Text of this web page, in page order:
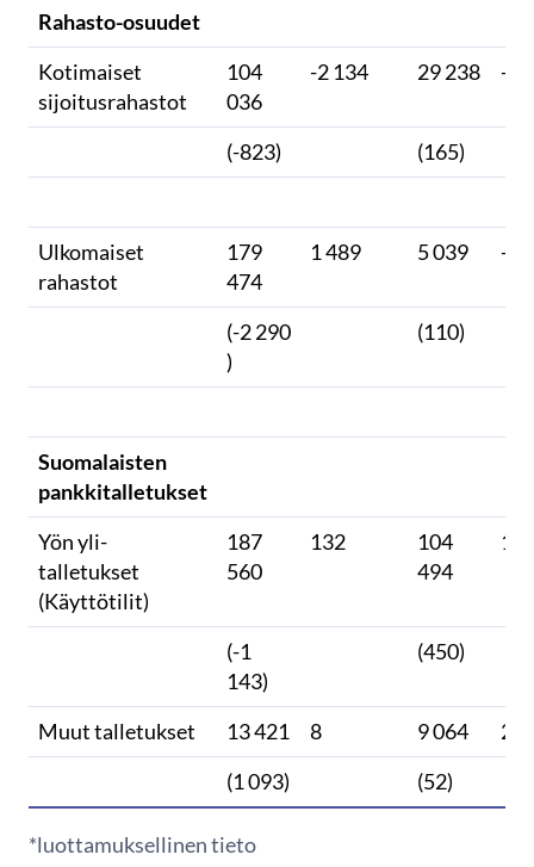
Rahasto-osuudet
Kotimaiset
sijoitusrahastot
104
036
-2 134 29 238 -
(-823) (165)
Ulkomaiset
rahastot
179
474
1 489 5 039 -
(-2 290
)
(110)
Suomalaisten
pankkitalletukset
Yön yli-
talletukset
(Käyttötilit)
187
560
132
104
494
18
(-1
143)
(450)
Muut talletukset 13 421 8 9 064
2
(1 093)
(52)
*luottamuksellinen tieto